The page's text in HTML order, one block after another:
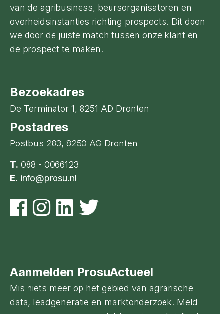
van de agribusiness, beursorganisatoren en
overheidsinstanties richting prospects. Dit doen
we door de juiste match tussen onze klant en
de prospect te maken.
Bezoekadres
De Terminator 1, 8251 AD Dronten
Postadres
Postbus 283, 8250 AG Dronten
T. 088 - 0066123
E. info@prosu.nl
Aanmelden ProsuActueel
Mis niets meer op het gebied van agrarische
data, leadgeneratie en marktonderzoek. Meld